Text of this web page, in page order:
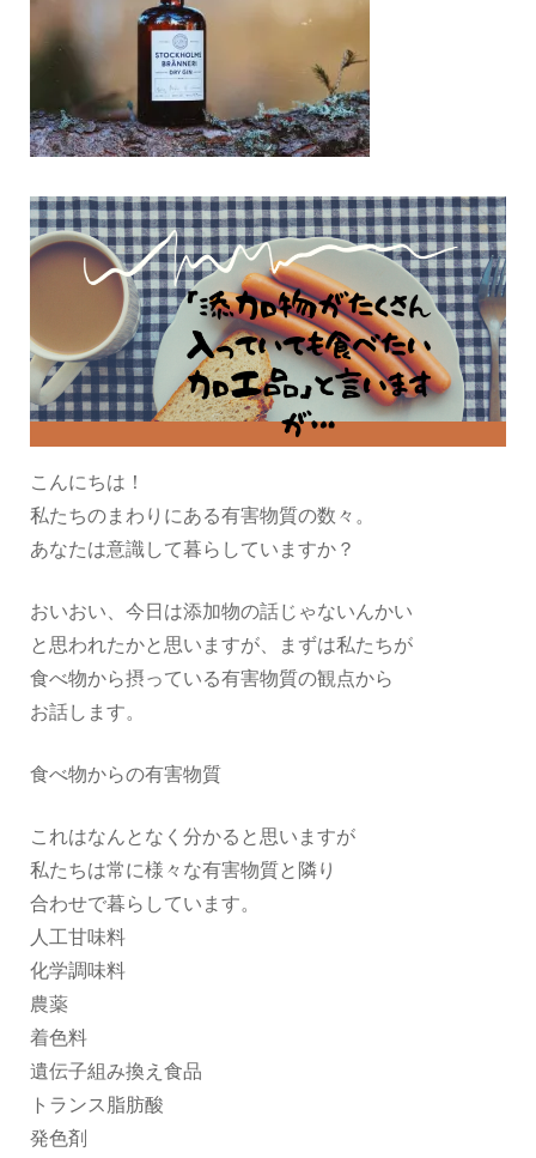
こんにちは！
私たちのまわりにある有害物質の数々。
あなたは意識して暮らしていますか？
おいおい、今日は添加物の話じゃないんかい
と思われたかと思いますが、まずは私たちが
食べ物から摂っている有害物質の観点から
お話します。
食べ物からの有害物質
これはなんとなく分かると思いますが
私たちは常に様々な有害物質と隣り
合わせで暮らしています。
人工甘味料
化学調味料
農薬
着色料
遺伝子組み換え食品
トランス脂肪酸
発色剤